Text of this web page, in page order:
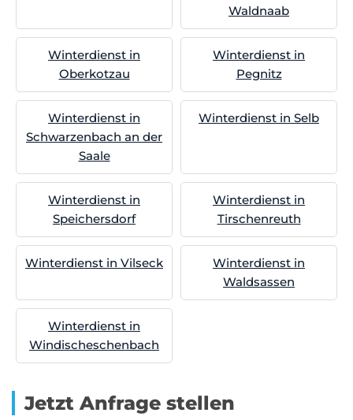
Waldnaab
Winterdienst in
Oberkotzau
Winterdienst in
Pegnitz
Winterdienst in
Schwarzenbach an der
Saale
Winterdienst in Selb
Winterdienst in
Speichersdorf
Winterdienst in
Tirschenreuth
Winterdienst in Vilseck
Winterdienst in
Waldsassen
Winterdienst in
Windischeschenbach
Jetzt Anfrage stellen